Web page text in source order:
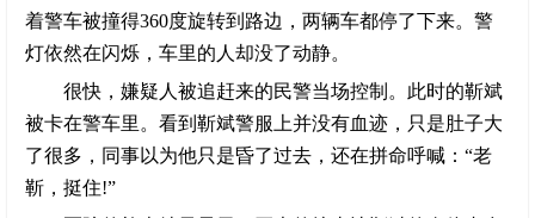
着警车被撞得360度旋转到路边，两辆车都停了下来。警
灯依然在闪烁，车里的人却没了动静。
很快，嫌疑人被追赶来的民警当场控制。此时的靳斌
被卡在警车里。看到靳斌警服上并没有血迹，只是肚子大
了很多，同事以为他只是昏了过去，还在拼命呼喊：“老
靳，挺住!”